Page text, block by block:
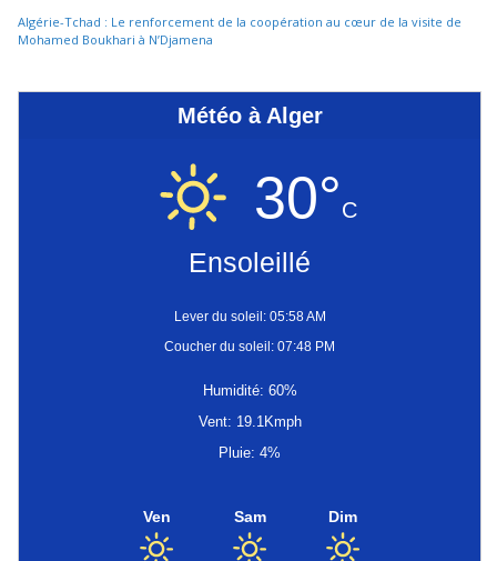
Algérie-Tchad : Le renforcement de la coopération au cœur de la visite de
Mohamed Boukhari à N’Djamena
Météo à Alger
30°C
Ensoleillé
Lever du soleil: 05:58 AM
Coucher du soleil: 07:48 PM
Humidité: 60%
Vent: 19.1Kmph
Pluie: 4%
Ven Sam Dim